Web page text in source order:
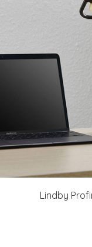
Lindby